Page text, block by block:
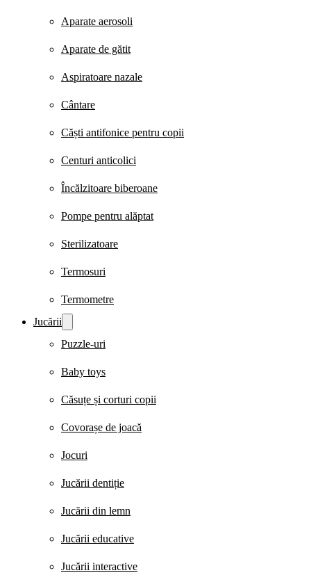
Aparate aerosoli
Aparate de gătit
Aspiratoare nazale
Cântare
Căști antifonice pentru copii
Centuri anticolici
Încălzitoare biberoane
Pompe pentru alăptat
Sterilizatoare
Termosuri
Termometre
Jucării
Puzzle-uri
Baby toys
Căsuțe și corturi copii
Covorașe de joacă
Jocuri
Jucării dentiție
Jucării din lemn
Jucării educative
Jucării interactive